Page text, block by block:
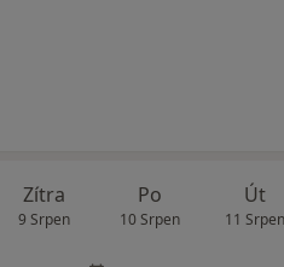
Zítra
9 Srpen
Po
10 Srpen
Út
11 Srpen